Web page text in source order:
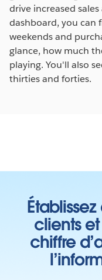
drive increased
dashboard, you can
weekends and
glance, how much
playing. You'll also
thirties and forties.
clients
chiffre